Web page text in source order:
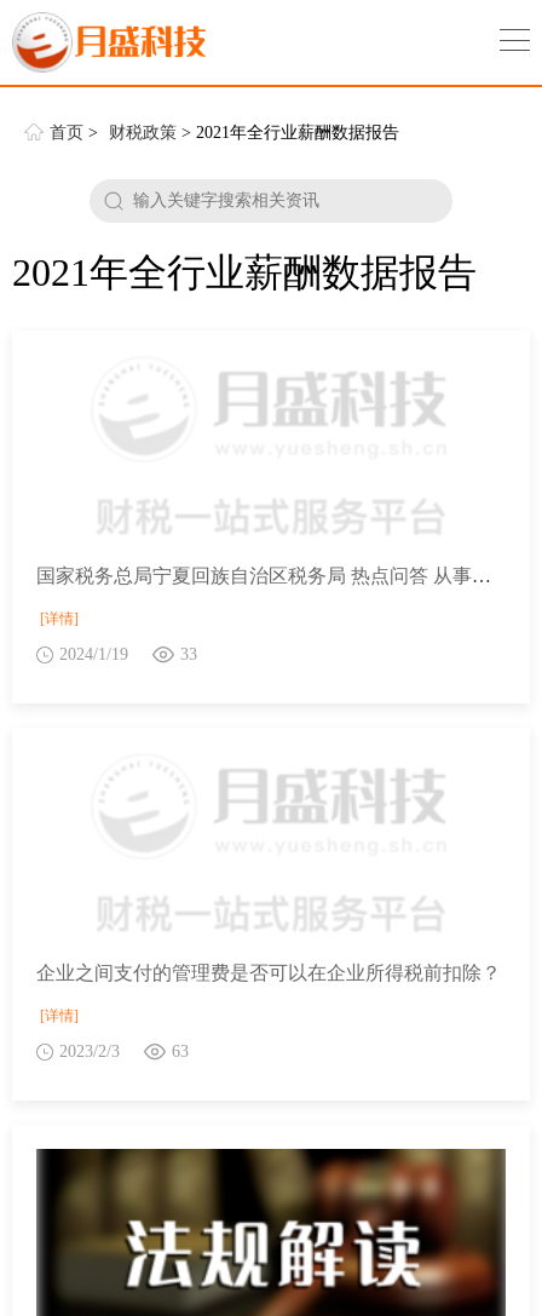
首页 > 财税政策 > 2021年全行业薪酬数据报告
2021年全行业薪酬数据报告
国家税务总局宁夏回族自治区税务局 热点问答 从事二手车经销业务的纳税人销售收购的二手车适用减征收率的增值税政策，应如何计算销售额？
[详情]
2024/1/19 33
企业之间支付的管理费是否可以在企业所得税前扣除？
[详情]
2023/2/3 63